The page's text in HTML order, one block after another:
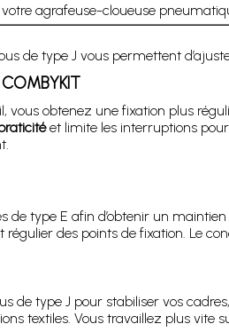
agrafeuse-cloueuse
de type J vous permettent
vous obtenez une fixation plus
et limite les interruptions
de type E afin d’obtenir un
des points de fixation. Le
de type J pour stabiliser vos
textiles. Vous travaillez plus